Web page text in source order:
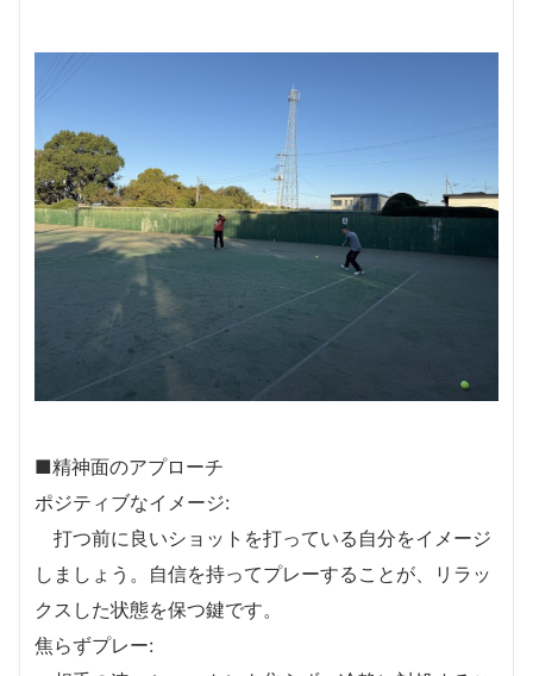
■精神面のアプローチ
ポジティブなイメージ:
打つ前に良いショットを打っている自分をイメージ
しましょう。自信を持ってプレーすることが、リラッ
クスした状態を保つ鍵です。
焦らずプレー: